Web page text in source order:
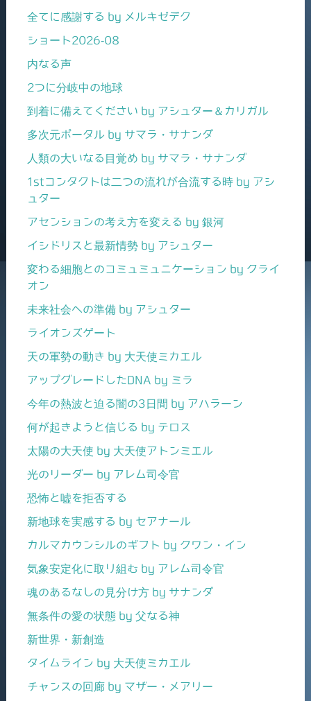
全てに感謝する by メルキゼデク
ショート2026-08
内なる声
2つに分岐中の地球
到着に備えてください by アシュター＆カリガル
多次元ポータル by サマラ・サナンダ
人類の大いなる目覚め by サマラ・サナンダ
1stコンタクトは二つの流れが合流する時 by アシ
ュター
アセンションの考え方を変える by 銀河
イシドリスと最新情勢 by アシュター
変わる細胞とのコミュミュニケーション by クライ
オン
未来社会への準備 by アシュター
ライオンズゲート
天の軍勢の動き by 大天使ミカエル
アップグレードしたDNA by ミラ
今年の熱波と迫る闇の3日間 by アハラーン
何が起きようと信じる by テロス
太陽の大天使 by 大天使アトンミエル
光のリーダー by アレム司令官
恐怖と嘘を拒否する
新地球を実感する by セアナール
カルマカウンシルのギフト by クワン・イン
気象安定化に取り組む by アレム司令官
魂のあるなしの見分け方 by サナンダ
無条件の愛の状態 by 父なる神
新世界・新創造
タイムライン by 大天使ミカエル
チャンスの回廊 by マザー・メアリー